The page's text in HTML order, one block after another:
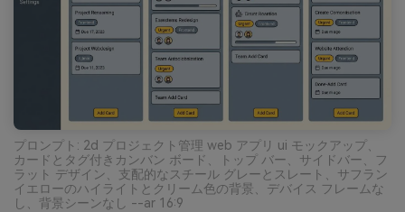
プロンプト: 2d プロジェクト管理 web アプリ ui モックアップ、
カードとタグ付きカンバン ボード、トップ バー、サイドバー、フ
ラット デザイン、支配的なスチール グレーとスレート、サフラン
イエローのハイライトとクリーム色の背景、デバイス フレームな
し、背景シーンなし --ar 16:9